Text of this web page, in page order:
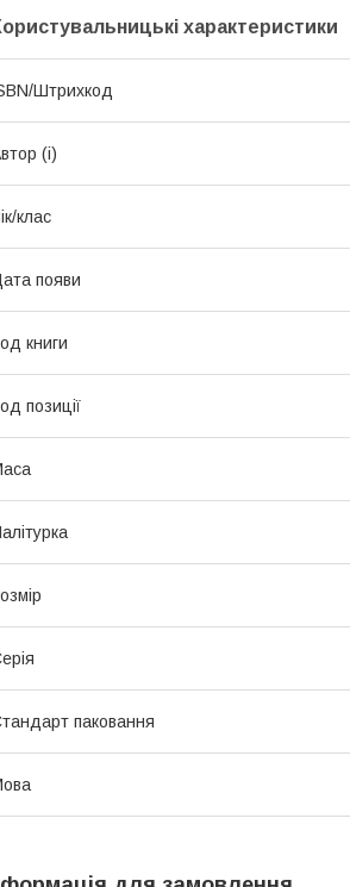
характеристики
Штрихкод
(і)
клас
появи
книги
позиції
паковання